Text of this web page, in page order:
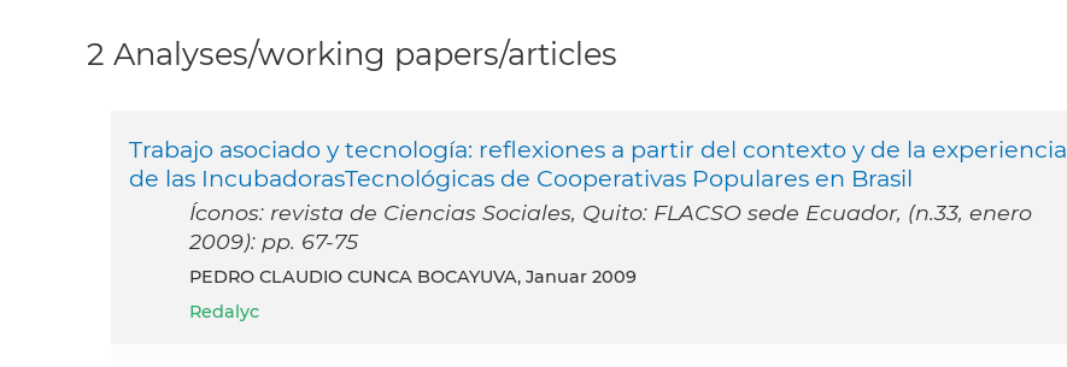
2 Analyses/working papers/articles
Trabajo asociado y tecnología: reflexiones a partir del contexto y de la experiencia
de las IncubadorasTecnológicas de Cooperativas Populares en Brasil
Íconos: revista de Ciencias Sociales, Quito: FLACSO sede Ecuador, (n.33, enero
2009): pp. 67-75
PEDRO CLAUDIO CUNCA BOCAYUVA, Januar 2009
Redalyc